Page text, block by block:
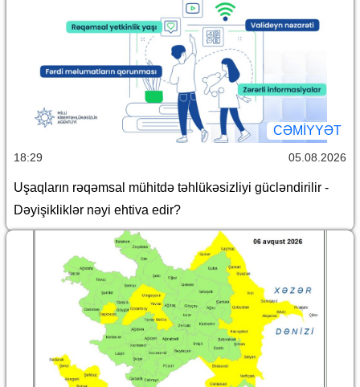
CƏMİYYƏT
18:29 05.08.2026
Uşaqların rəqəmsal mühitdə təhlükəsizliyi gücləndirilir -
Dəyişikliklər nəyi ehtiva edir?